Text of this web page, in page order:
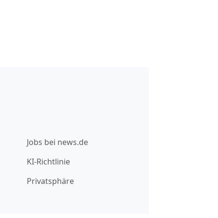
Jobs bei news.de
KI-Richtlinie
Privatsphäre